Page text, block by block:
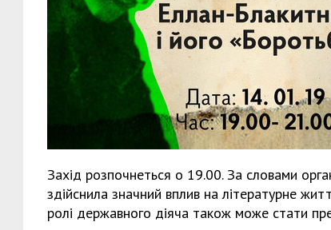
Захід розпочнеться о 19.00. За словами
здійснила значний вплив на літературне
ролі державного діяча також може стати